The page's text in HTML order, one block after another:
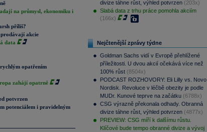
na průmysl, ekonomiku i
příliš?
akcie
data
opatřením
zahájí opatrně
potvrzen
potenciálem i pravidelným
divize táhne růst, výhled potvrzen (203x)
Slabá data z trhu práce pomohla akciím
(166x)
Nejčtenější zprávy týdne
Goldman Sachs vidí v Evropě přehlížené
příležitosti. U dvou akcií očekává více než
100% růst (8504x)
PODCAST ROZHOVORY: Eli Lilly vs. Novo
Nordisk. Revoluce v léčbě obezity je podle
MUDr. Kunové teprve na začátku (6788x)
CSG výrazně překonala odhady. Obranná
divize táhne růst, výhled potvrzen (4877x)
PREVIEW: CSG míří k dalšímu růstu.
Klíčové bude tempo obranné divize a vývoj